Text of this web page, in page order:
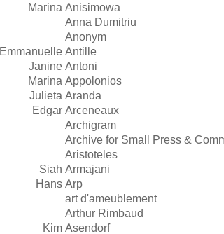
Marina Anisimowa
Anna Dumitriu
Anonym
Emmanuelle Antille
Janine Antoni
Marina Appolonios
Julieta Aranda
Edgar Arceneaux
Archigram
Archive for Small Press &
Aristoteles
Siah Armajani
Hans Arp
art d'ameublement
Arthur Rimbaud
Kim Asendorf